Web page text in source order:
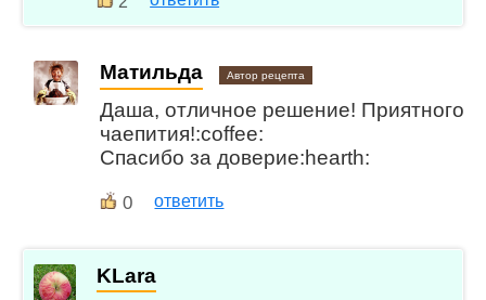
Матильда Автор рецепта
Даша, отличное решение! Приятного
чаепития!:coffee:
Спасибо за доверие:hearth:
0 ответить
KLara